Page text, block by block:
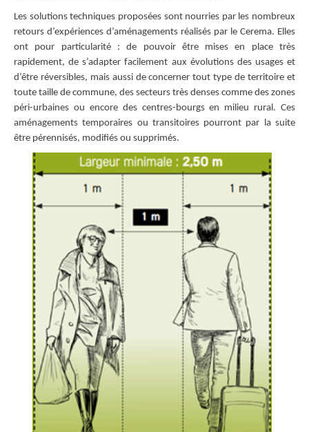
Les solutions techniques proposées sont nourries par les nombreux
retours d’expériences d’aménagements réalisés par le Cerema. Elles
ont pour particularité : de pouvoir être mises en place très
rapidement, de s’adapter facilement aux évolutions des usages et
d’être réversibles, mais aussi de concerner tout type de territoire et
toute taille de commune, des secteurs très denses comme des zones
péri-urbaines ou encore des centres-bourgs en milieu rural. Ces
aménagements temporaires ou transitoires pourront par la suite
être pérennisés, modifiés ou supprimés.